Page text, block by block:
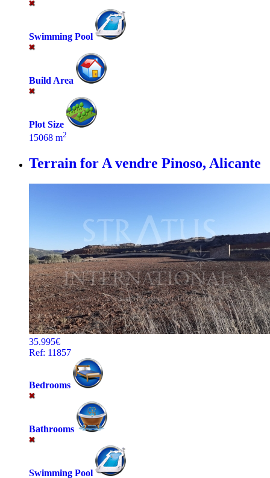
Swimming Pool
Build Area
Plot Size
15068 m2
Terrain for A vendre Pinoso, Alicante
35.995€
Ref: 11857
Bedrooms
Bathrooms
Swimming Pool